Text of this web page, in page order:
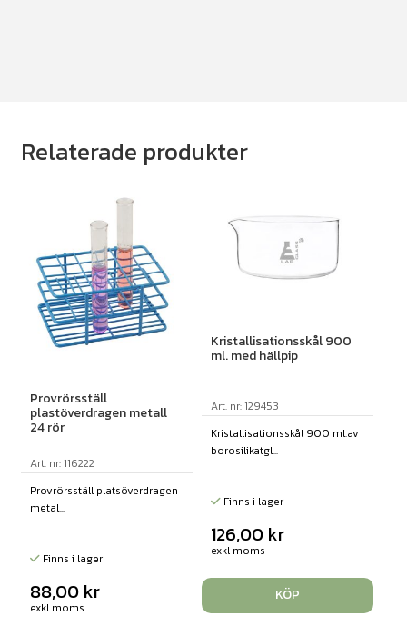
Relaterade produkter
Provrörsställ
plastöverdragen metall
24 rör
Art. nr: 116222
Provrörsställ platsöverdragen
metal...
Finns i lager
88,00 kr
exkl moms
Kristallisationsskål 900
ml. med hällpip
Art. nr: 129453
Kristallisationsskål 900 ml.av
borosilikatgl...
Finns i lager
126,00 kr
exkl moms
KÖP